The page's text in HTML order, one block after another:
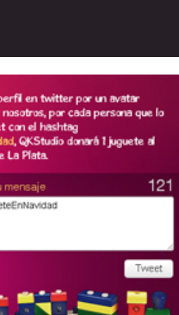
el Hospital de